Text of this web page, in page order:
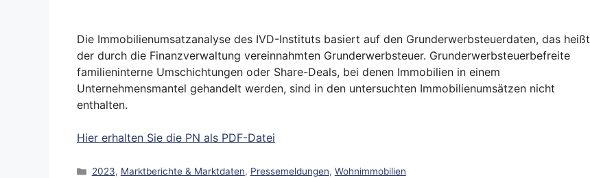
Die Immobilienumsatzanalyse des IVD-Instituts basiert auf den Grunderwerbsteuerdaten, das heißt
der durch die Finanzverwaltung vereinnahmten Grunderwerbsteuer. Grunderwerbsteuerbefreite
familieninterne Umschichtungen oder Share-Deals, bei denen Immobilien in einem
Unternehmensmantel gehandelt werden, sind in den untersuchten Immobilienumsätzen nicht
enthalten.
Hier erhalten Sie die PN als PDF-Datei
Kategorien
2023, Marktberichte & Marktdaten, Pressemeldungen, Wohnimmobilien